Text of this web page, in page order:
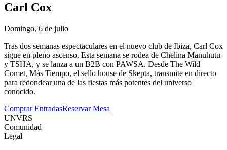
Carl Cox
Domingo, 6 de julio
Tras dos semanas espectaculares en el nuevo club de Ibiza, Carl Cox
sigue en pleno ascenso. Esta semana se rodea de Chelina Manuhutu
y TSHA, y se lanza a un B2B con PAWSA. Desde The Wild
Comet, Más Tiempo, el sello house de Skepta, transmite en directo
para redondear una de las fiestas más potentes del universo
conocido.
Comprar EntradasReservar Mesa
UNVRS
Comunidad
Legal